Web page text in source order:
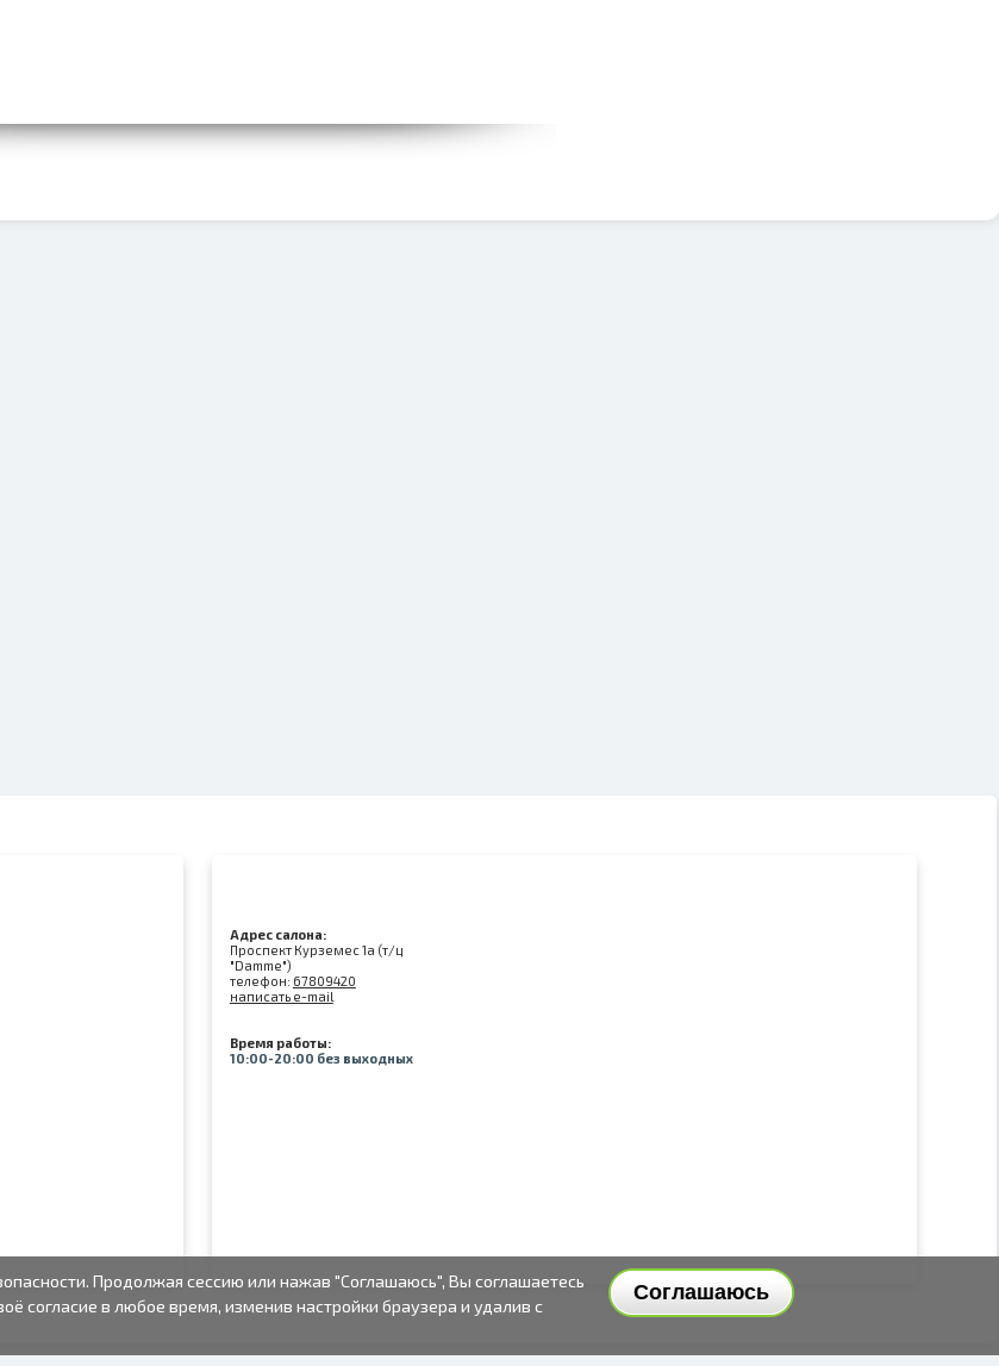
Адрес салона:
Проспект Курземес 1а (т/ц
"Damme")
телефон: 67809420
написать e-mail
Время работы:
10:00-20:00 без выходных
Соглашаюсь
Продолжая сессию или нажав "Соглашаюсь", Вы соглашаетесь
согласие в любое время, изменив настройки браузера и удалив с